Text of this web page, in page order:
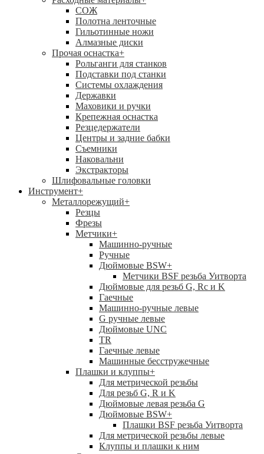
СОЖ
Полотна ленточные
Гильотинные ножи
Алмазные диски
Прочая оснастка+
Рольганги для станков
Подставки под станки
Системы охлаждения
Державки
Маховики и ручки
Крепежная оснастка
Резцедержатели
Центры и задние бабки
Съемники
Наковальни
Экстракторы
Шлифовальные головки
Инструмент+
Металлорежущий+
Резцы
Фрезы
Метчики+
Машинно-ручные
Ручные
Дюймовые BSW+
Метчики BSF резьба Уитворта
Дюймовые для резьб G, Rc и K
Гаечные
Машинно-ручные левые
G ручные левые
Дюймовые UNC
TR
Гаечные левые
Машинные бесстружечные
Плашки и клуппы+
Для метрической резьбы
Для резьб G, R и K
Дюймовые левая резьба G
Дюймовые BSW+
Плашки BSF резьба Уитворта
Для метрической резьбы левые
Клуппы и плашки к ним